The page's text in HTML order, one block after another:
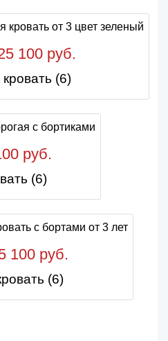
100 руб.
(6)
руб.
(6)
100 руб.
(6)